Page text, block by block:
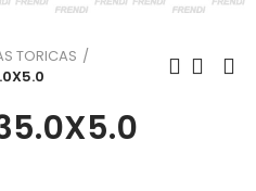
TORICAS